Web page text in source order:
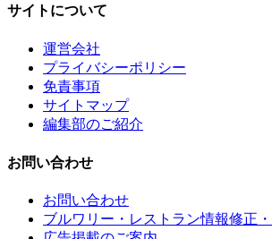
サイトについて
運営会社
プライバシーポリシー
免責事項
サイトマップ
編集部のご紹介
お問い合わせ
お問い合わせ
ブルワリー・レストラン情報修正